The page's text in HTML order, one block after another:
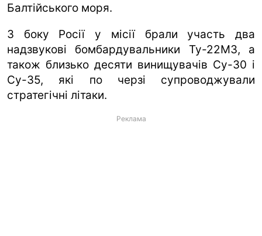
Балтійського моря.
З боку Росії у місії брали участь два
надзвукові бомбардувальники Ту-22М3, а
також близько десяти винищувачів Су-30 і
Су-35, які по черзі супроводжували
стратегічні літаки.
Реклама